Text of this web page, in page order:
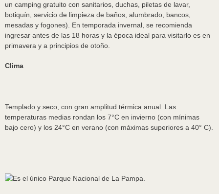
un camping gratuito con sanitarios, duchas, piletas de lavar,
botiquín, servicio de limpieza de baños, alumbrado, bancos,
mesadas y fogones). En temporada invernal, se recomienda
ingresar antes de las 18 horas y la época ideal para visitarlo es en
primavera y a principios de otoño.
Clima
Templado y seco, con gran amplitud térmica anual. Las
temperaturas medias rondan los 7°C en invierno (con mínimas
bajo cero) y los 24°C en verano (con máximas superiores a 40° C).